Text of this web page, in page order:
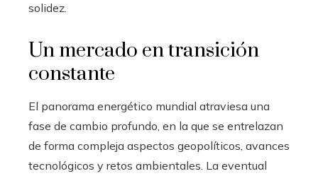
solidez.
Un mercado en transición
constante
El panorama energético mundial atraviesa una
fase de cambio profundo, en la que se entrelazan
de forma compleja aspectos geopolíticos, avances
tecnológicos y retos ambientales. La eventual